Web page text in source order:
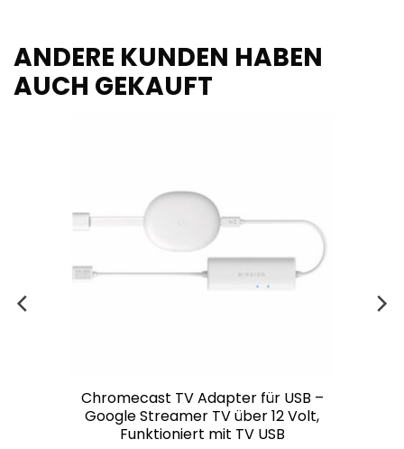
ANDERE KUNDEN HABEN
AUCH GEKAUFT
Chromecast TV Adapter für USB –
Google Streamer TV über 12 Volt,
Funktioniert mit TV USB